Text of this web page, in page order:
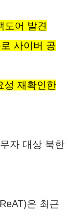
도어 발견
사이버 공
성 재확인한
자 대상 북한
은 최근